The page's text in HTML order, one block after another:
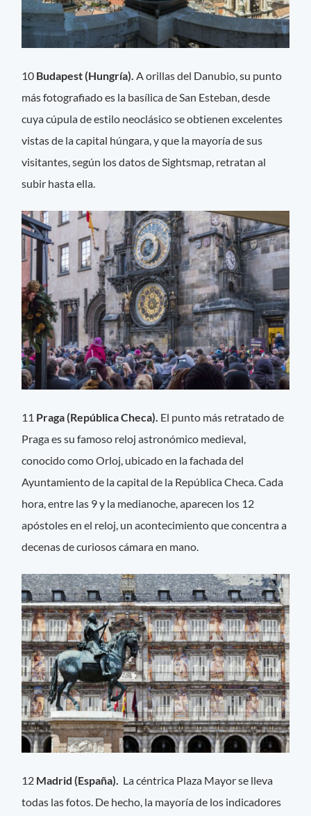
10 Budapest (Hungría). A orillas del Danubio, su punto
más fotografiado es la basílica de San Esteban, desde
cuya cúpula de estilo neoclásico se obtienen excelentes
vistas de la capital húngara, y que la mayoría de sus
visitantes, según los datos de Sightsmap, retratan al
subir hasta ella.
11 Praga (República Checa). El punto más retratado de
Praga es su famoso reloj astronómico medieval,
conocido como Orloj, ubicado en la fachada del
Ayuntamiento de la capital de la República Checa. Cada
hora, entre las 9 y la medianoche, aparecen los 12
apóstoles en el reloj, un acontecimiento que concentra a
decenas de curiosos cámara en mano.
12 Madrid (España). La céntrica Plaza Mayor se lleva
todas las fotos. De hecho, la mayoría de los indicadores